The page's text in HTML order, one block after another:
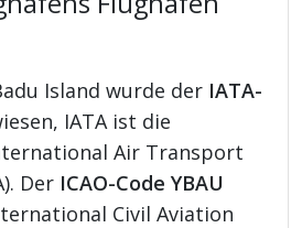
Island wurde der IATA-
IATA ist die
Air Transport
Der ICAO-Code YBAU
Civil Aviation